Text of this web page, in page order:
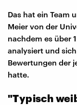
Das hat ein Team
Meier von der
nachdem es über
analysiert und
Bewertungen der
hatte.
"Typisch